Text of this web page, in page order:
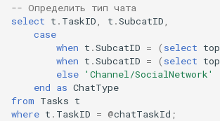
-- Определить тип чата
select t . TaskID t .SubcatID
case
when t .SubcatID = ( select top
when t .SubcatID = ( select top
else 'Channel/SocialNetwork'
end as ChatType
from Tasks t
where t . TaskID = @chatTaskId ;